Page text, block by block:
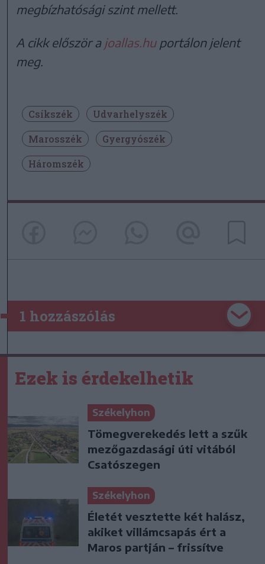
megbízhatósági szint mellett.
A cikk először a joallas.huportálon jelent
meg.
Csíkszék
Udvarhelyszék
Marosszék
Gyergyószék
Háromszék
1 hozzászólás
Ezek is érdekelhetik
Székelyhon
Tömegverekedés lett a szűk
mezőgazdasági úti vitából
Csatószegen
Székelyhon
Életét vesztette két halász,
akiket villámcsapás ért a
Maros partján – frissítve